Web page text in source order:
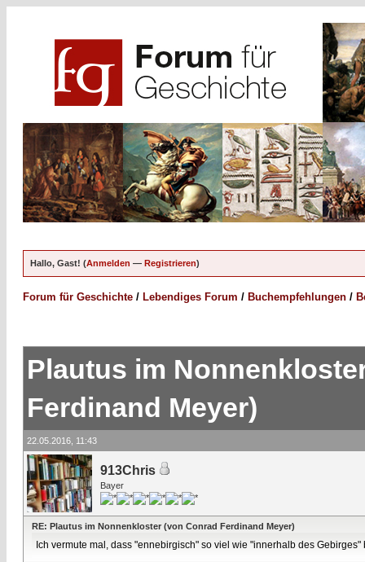
Hallo, Gast! (Anmelden — Registrieren)
Forum für Geschichte / Lebendiges Forum / Buchempfehlungen /
Plautus im
Ferdinand Meyer)
22.05.2016, 11:43
913Chris
Bayer
RE: Plautus im Nonnenkloster (von Conrad Ferdinand Meyer)
Ich vermute mal, dass "ennebirgisch" so viel wie "innerhalb des Gebirges"